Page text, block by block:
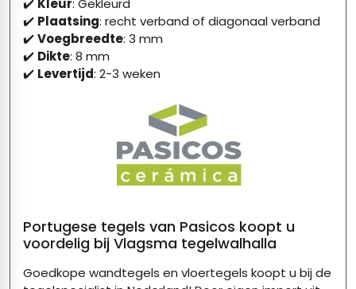
✔️ Kleur: Gekleurd
✔️ Plaatsing: recht verband of diagonaal verband
✔️Voegbreedte: 3 mm
✔️ Dikte: 8 mm
✔️ Levertijd: 2-3 weken
Portugese tegels van Pasicos koopt u
voordelig bij Vlagsma tegelwalhalla
Goedkope wandtegels en vloertegels koopt u bij de